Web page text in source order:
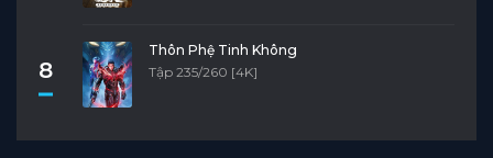
8
Thôn Phệ Tinh Không
Tập 235/260 [4K]